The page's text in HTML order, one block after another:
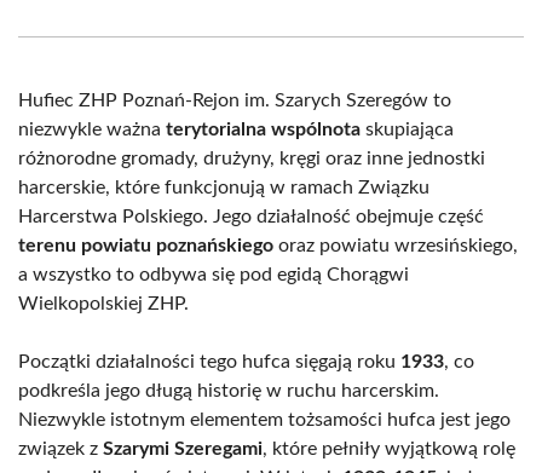
(Twitter)
Hufiec ZHP Poznań-Rejon im. Szarych Szeregów to
niezwykle ważna terytorialna wspólnota skupiająca
różnorodne gromady, drużyny, kręgi oraz inne jednostki
harcerskie, które funkcjonują w ramach Związku
Harcerstwa Polskiego. Jego działalność obejmuje część
terenu powiatu poznańskiego oraz powiatu wrzesińskiego,
a wszystko to odbywa się pod egidą Chorągwi
Wielkopolskiej ZHP.
Początki działalności tego hufca sięgają roku 1933, co
podkreśla jego długą historię w ruchu harcerskim.
Niezwykle istotnym elementem tożsamości hufca jest jego
związek z Szarymi Szeregami, które pełniły wyjątkową rolę